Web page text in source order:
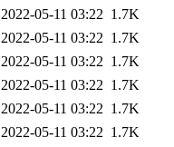
2022-05-11 03:22 1.7K
2022-05-11 03:22 1.7K
2022-05-11 03:22 1.7K
2022-05-11 03:22 1.7K
2022-05-11 03:22 1.7K
2022-05-11 03:22 1.7K